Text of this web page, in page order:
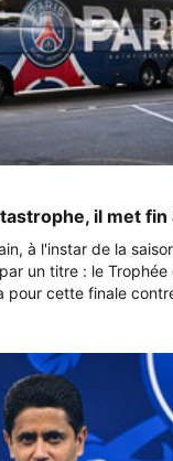
il met fin
à l'instar de la
un titre : le Trophée
pour cette finale